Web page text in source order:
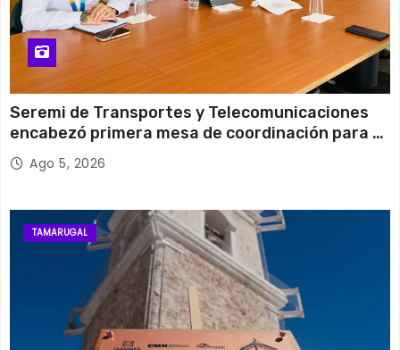
Seremi de Transportes y Telecomunicaciones
encabezó primera mesa de coordinación para el
retiro de cables en desuso en Iquique
Ago 5, 2026
TAMARUGAL